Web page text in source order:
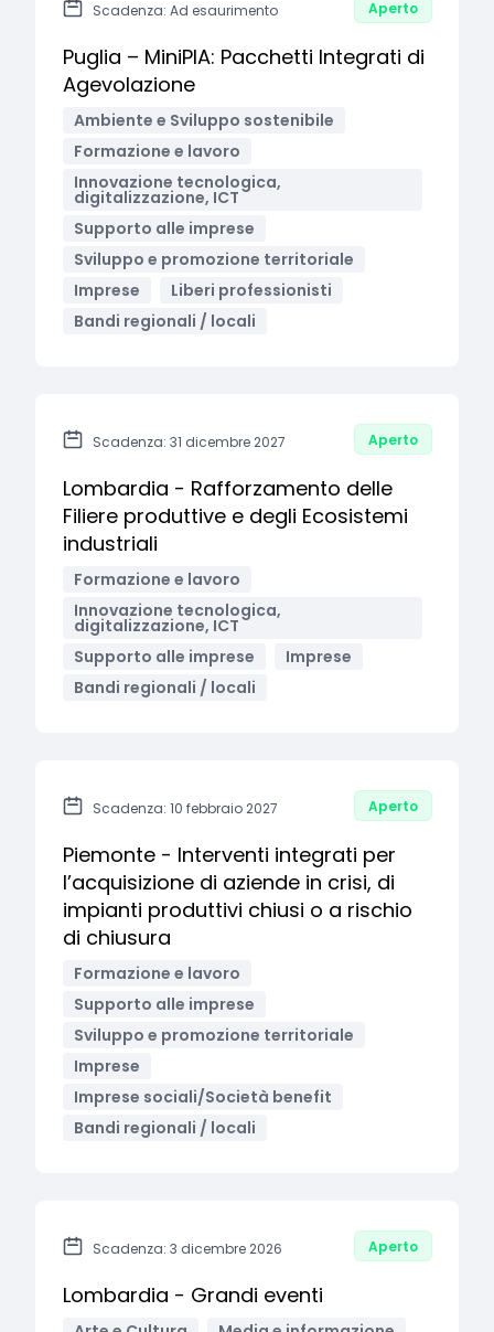
Scadenza: Ad esaurimento Aperto
Puglia – MiniPIA: Pacchetti Integrati di
Agevolazione
Ambiente e Sviluppo sostenibile
Formazione e lavoro
Innovazione tecnologica,
digitalizzazione, ICT
Supporto alle imprese
Sviluppo e promozione territoriale
Imprese
Liberi professionisti
Bandi regionali / locali
Scadenza: 31 dicembre 2027 Aperto
Lombardia - Rafforzamento delle
Filiere produttive e degli Ecosistemi
industriali
Formazione e lavoro
Innovazione tecnologica,
digitalizzazione, ICT
Supporto alle imprese
Imprese
Bandi regionali / locali
Scadenza: 10 febbraio 2027 Aperto
Piemonte - Interventi integrati per
l’acquisizione di aziende in crisi, di
impianti produttivi chiusi o a rischio
di chiusura
Formazione e lavoro
Supporto alle imprese
Sviluppo e promozione territoriale
Imprese
Imprese sociali/Società benefit
Bandi regionali / locali
Scadenza: 3 dicembre 2026 Aperto
Lombardia - Grandi eventi